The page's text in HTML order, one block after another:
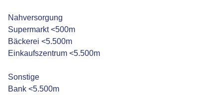
Nahversorgung
Supermarkt <500m
Bäckerei <5.500m
Einkaufszentrum <5.500m
Sonstige
Bank <5.500m